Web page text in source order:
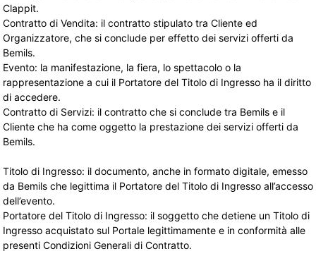
Clappit.
Contratto di Vendita: il contratto stipulato tra Cliente ed
Organizzatore, che si conclude per effetto dei servizi offerti da
Bemils.
Evento: la manifestazione, la fiera, lo spettacolo o la
rappresentazione a cui il Portatore del Titolo di Ingresso ha il diritto
di accedere.
Contratto di Servizi: il contratto che si conclude tra Bemils e il
Cliente che ha come oggetto la prestazione dei servizi offerti da
Bemils.
Titolo di Ingresso: il documento, anche in formato digitale, emesso
da Bemils che legittima il Portatore del Titolo di Ingresso all’accesso
dell’evento.
Portatore del Titolo di Ingresso: il soggetto che detiene un Titolo di
Ingresso acquistato sul Portale legittimamente e in conformità alle
presenti Condizioni Generali di Contratto.